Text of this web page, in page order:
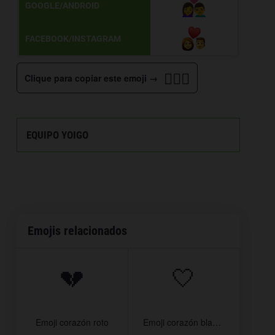
GOOGLE/ANDROID
FACEBOOK/INSTAGRAM
Clique para copiar este emoji → 👩‍❤️‍👨
EQUIPO YOIGO
Emojis relacionados
💔
Emoji corazón roto
🤍
Emoji corazón blanco